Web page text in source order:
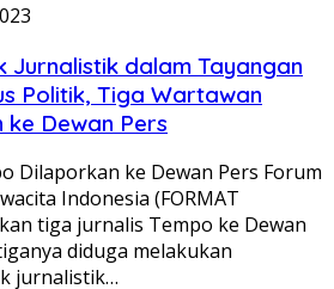
Jurnalistik dalam Tayangan
Politik, Tiga Wartawan
Dewan Pers
Dilaporkan ke Dewan Pers Forum
Indonesia (FORMAT
tiga jurnalis Tempo ke Dewan
diduga melakukan
jurnalistik…